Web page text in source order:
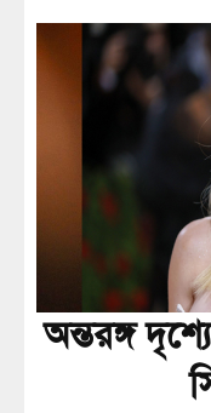
অন্তরঙ্গ